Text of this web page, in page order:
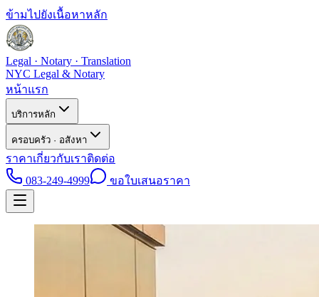
ข้ามไปยังเนื้อหาหลัก
Legal · Notary · Translation
NYC Legal & Notary
หน้าแรก
บริการหลัก
ครอบครัว · อสังหา
ราคาเกี่ยวกับเราติดต่อ
083-249-4999
ขอใบเสนอราคา